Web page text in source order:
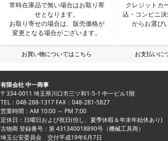
常時在庫品で無い場合はお取り寄
せとなります。
お取り寄せの場合は、販売価格が
変更となる場合がございます。
お買い物についてはこちら
クレジットカ
込・コンビニ
からお選び
お支払いに
有限会社 中一商事
〒334-0011 埼玉県川口市三ツ和1-5-1 中一ビル1階
TEL：048-288-1317 FAX：048-281-5827
営業時間：AM 10:00 ～ PM 7:00
定休日：日曜日および祝日(但し、夏季休暇＆年末年始休あり)
古物商 登録番号：第 431340018890号（機械工具商）
埼玉公安委員会 交付平成19年6月7日